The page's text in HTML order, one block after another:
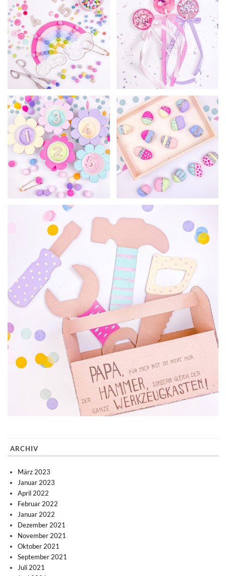
ARCHIV
März 2023
Januar 2023
April 2022
Februar 2022
Januar 2022
Dezember 2021
November 2021
Oktober 2021
September 2021
Juli 2021